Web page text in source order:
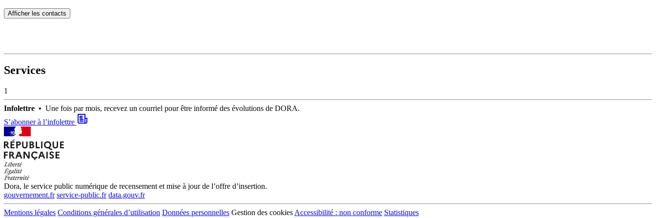
Afficher les contacts
Services
1
Infolettre • Une fois par mois, recevez un courriel pour être informé des évolutions de DORA.
S’abonner à l’infolettre
Dora, le service public numérique de recensement et mise à jour de l’offre d’insertion.
gouvernement.fr service-public.fr data.gouv.fr
Mentions légales Conditions générales d’utilisation Données personnelles Gestion des cookies Accessibilité : non conforme Statistiques